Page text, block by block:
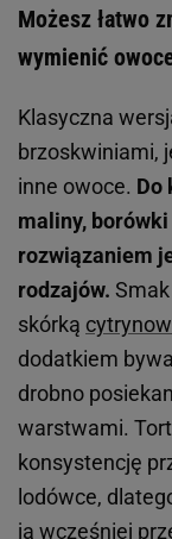
Możesz łatwo
wymienić
Klasyczna
brzoskwiniami,
inne owoce. Do
maliny,
rozwiązaniem
rodzajów.
skórką
dodatkiem
drobno
warstwami.
konsystencję
lodówce,
ją wcześniej